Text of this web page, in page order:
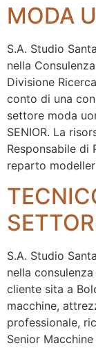
MODA
S.A. Studio
nella
Divisione
conto di una
settore moda
SENIOR. La
Responsabile di
reparto
S.A. Studio
nella
cliente sita a
macchine,
professionale,
Senior